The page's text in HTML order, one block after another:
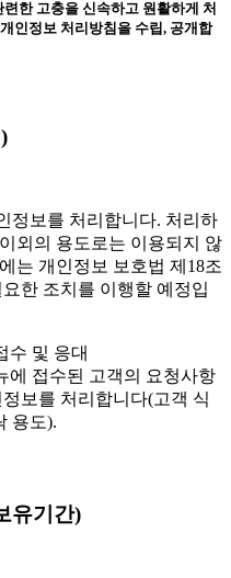
한 고충을 신속하고 원활하게 처
인정보 처리방침을 수립, 공개합
정보를 처리합니다. 처리하
외의 용도로는 이용되지 않
는 개인정보 보호법 제18조
한 조치를 이행할 예정입
수 및 응대
에 접수된 고객의 요청사항
보를 처리합니다(고객 식
용도).
유기간)